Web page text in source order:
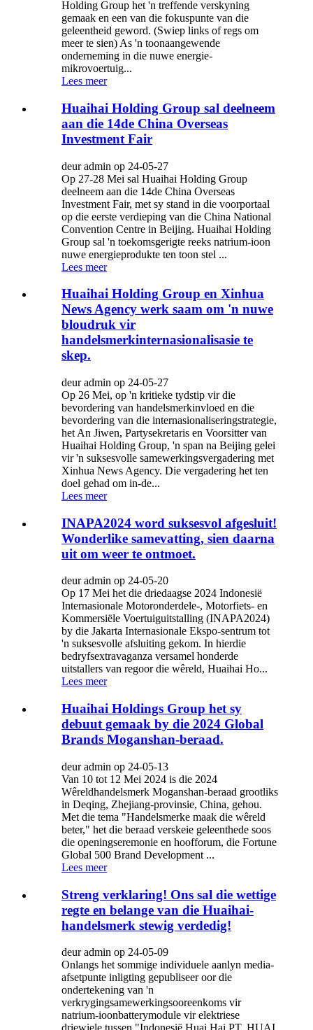
Holding Group het 'n treffende verskyning
gemaak en een van die fokuspunte van die
geleentheid geword. (Swiep links of regs om
meer te sien) As 'n toonaangewende
onderneming in die nuwe energie-
mikrovoertuig...
Lees meer
Huaihai Holding Group sal deelneem
aan die 14de China Overseas
Investment Fair
deur admin op 24-05-27
Op 27-28 Mei sal Huaihai Holding Group
deelneem aan die 14de China Overseas
Investment Fair, met sy stand in die voorportaal
op die eerste verdieping van die China National
Convention Centre in Beijing. Huaihai Holding
Group sal 'n toekomsgerigte reeks natrium-ioon
nuwe energieprodukte ten toon stel ...
Lees meer
Huaihai Holding Group en Xinhua
News Agency werk saam om 'n nuwe
bloudruk vir
handelsmerkinternasionalisasie te
skep.
deur admin op 24-05-27
Op 26 Mei, op 'n kritieke tydstip vir die
bevordering van handelsmerkinvloed en die
bevordering van die internasionaliseringstrategie,
het An Jiwen, Partysekretaris en Voorsitter van
Huaihai Holding Group, 'n span na Beijing gelei
vir 'n suksesvolle samewerkingsvergadering met
Xinhua News Agency. Die vergadering het ten
doel gehad om in-de...
Lees meer
INAPA2024 word suksesvol afgesluit!
Wonderlike samevatting, sien daarna
uit om weer te ontmoet.
deur admin op 24-05-20
Op 17 Mei het die driedaagse 2024 Indonesië
Internasionale Motoronderdele-, Motorfiets- en
Kommersiële Voertuiguitstalling (INAPA2024)
by die Jakarta Internasionale Ekspo-sentrum tot
'n suksesvolle afsluiting gekom. In hierdie
bedryfsextravaganza versamel honderde
uitstallers van regoor die wêreld, Huaihai Ho...
Lees meer
Huaihai Holdings Group het sy
debuut gemaak by die 2024 Global
Brands Moganshan-beraad.
deur admin op 24-05-13
Van 10 tot 12 Mei 2024 is die 2024
Wêreldhandelsmerk Moganshan-beraad grootliks
in Deqing, Zhejiang-provinsie, China, gehou.
Met die tema "Handelsmerke maak die wêreld
beter," het die beraad verskeie geleenthede soos
die openingseremonie en hoofforum, die Fortune
Global 500 Brand Development ...
Lees meer
Streng verklaring! Ons sal die wettige
regte en belange van die Huaihai-
handelsmerk stewig verdedig!
deur admin op 24-05-09
Onlangs het sommige individuele aanlyn media-
afsetpunte inligting gepubliseer oor die
ondertekening van 'n
verkrygingsamewerkingsooreenkoms vir
natrium-ioonbatterymodule vir elektriese